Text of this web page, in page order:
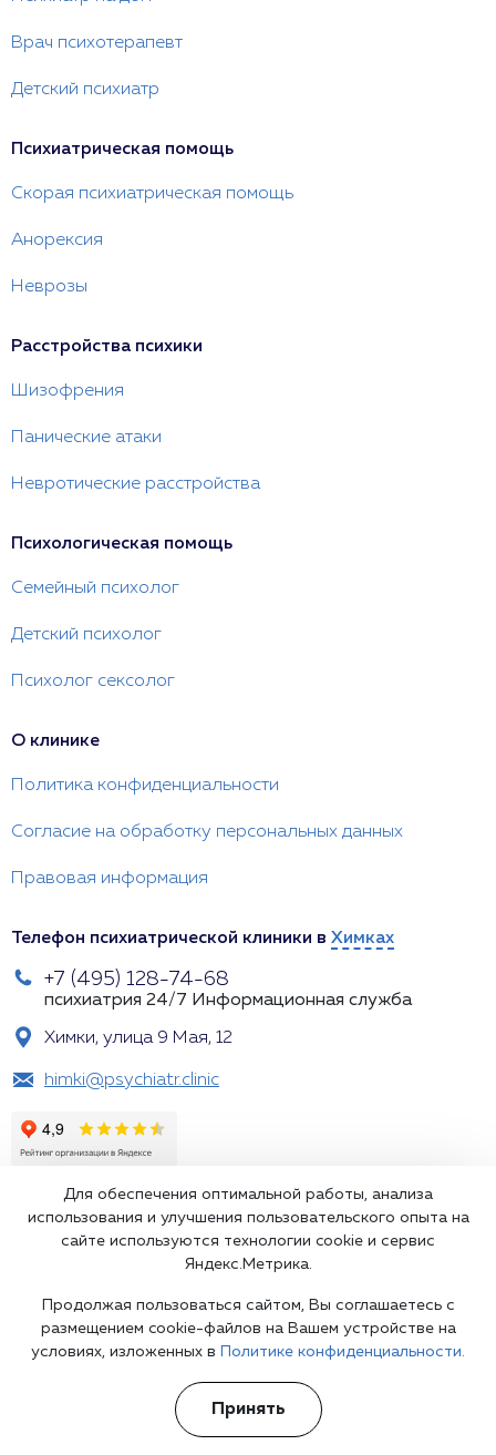
Врач психотерапевт
Детский психиатр
Психиатрическая помощь
Скорая психиатрическая помощь
Анорексия
Неврозы
Расстройства психики
Шизофрения
Панические атаки
Невротические расстройства
Психологическая помощь
Семейный психолог
Детский психолог
Психолог сексолог
О клинике
Политика конфиденциальности
Согласие на обработку персональных данных
Правовая информация
Телефон психиатрической клиники в Химках
+7 (495) 128-74-68
психиатрия 24/7 Информационная служба
Химки, улица 9 Мая, 12
himki@psychiatr.clinic
Для обеспечения оптимальной работы, анализа
использования и улучшения пользовательского опыта на
сайте используются технологии cookie и сервис
Яндекс.Метрика.
Продолжая пользоваться сайтом, Вы соглашаетесь с
размещением cookie-файлов на Вашем устройстве на
условиях, изложенных в
Политике конфиденциальности.
Принять